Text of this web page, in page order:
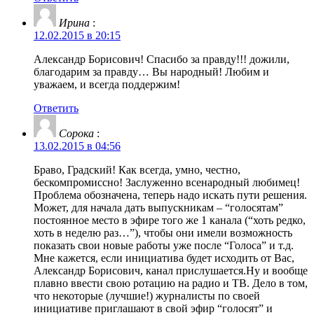
Ирина :
12.02.2015 в 20:15
Александр Борисович! Спасибо за правду!!! дожили,
благодарим за правду… Вы народный! Любим и
уважаем, и всегда поддержим!
Ответить
Сорока :
13.02.2015 в 04:56
Браво, Градский! Как всегда, умно, честно,
бескомпромиссно! Заслуженно всенародный любимец!
Проблема обозначена, теперь надо искать пути решения.
Может, для начала дать выпускникам – “голосятам”
постоянное место в эфире того же 1 канала (“хоть редко,
хоть в неделю раз…”), чтобы они имели возможность
показать свои новые работы уже после “Голоса” и т.д.
Мне кажется, если инициатива будет исходить от Вас,
Александр Борисович, канал прислушается.Ну и вообще
плавно ввести свою ротацию на радио и ТВ. Дело в том,
что некоторые (лучшие!) журналисты по своей
инициативе приглашают в свой эфир “голосят” и